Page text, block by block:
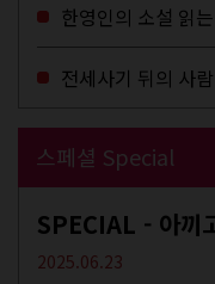
한영인의 소설 읽
스페셜 Special
SPECIAL - 아끼
2025.06.23